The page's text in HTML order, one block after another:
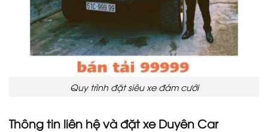
Quy trình đặt siêu xe đám cưới
Thông tin liên hệ và đặt xe Duyên Car